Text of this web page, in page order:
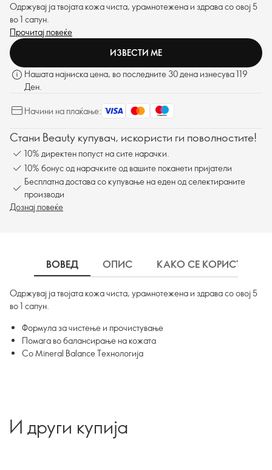
Одржувај ја твојата кожа чиста, урамнотежена и здрава со овој 5
во 1 сапун.
Прочитај повеќе
ИЗВЕСТИ МЕ
Нашата најниска цена, во последните 30 дена изнесува 119
Ден.
Начини на плаќање:
Стани Beauty купувач, искористи ги поволностите!
10% директен попуст на сите нарачки.
10% бонус од нарачките од вашите поканети пријатели
Бесплатна достава со купување на еден од селектираните
производи
Дознај повеќе
ВОВЕД ОПИС КАКО СЕ КОРИСТИ
Одржувај ја твојата кожа чиста, урамнотежена и здрава со овој 5
во 1 сапун.
Формула за чистење и прочистување
Помага во балансирање на кожата
Со Mineral Balance Технологија
И други купија